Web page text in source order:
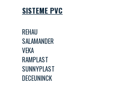
SISTEME PVC
REHAU
SALAMANDER
VEKA
RAMPLAST
SUNNYPLAST
DECEUNINCK